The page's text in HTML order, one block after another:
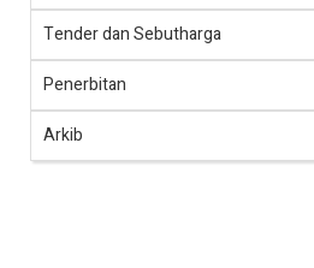
Tender dan Sebutharga
Penerbitan
Arkib